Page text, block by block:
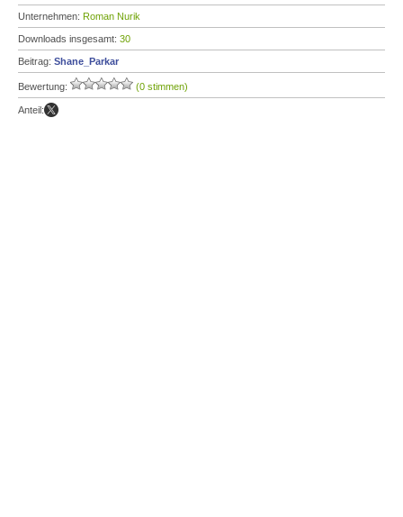
Unternehmen: Roman Nurik
Downloads insgesamt: 30
Beitrag: Shane_Parkar
Bewertung: (0 stimmen)
Anteil: